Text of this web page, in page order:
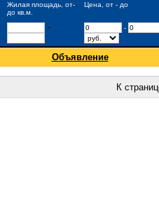
Жилая площадь, от-
до кв.м.
Цена, от - до
- -
Объявление
К